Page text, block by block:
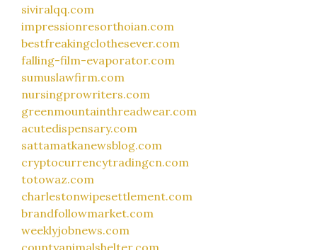
siviralqq.com
impressionresorthoian.com
bestfreakingclothesever.com
falling-film-evaporator.com
sumuslawfirm.com
nursingprowriters.com
greenmountainthreadwear.com
acutedispensary.com
sattamatkanewsblog.com
cryptocurrencytradingcn.com
totowaz.com
charlestonwipesettlement.com
brandfollowmarket.com
weeklyjobnews.com
countyanimalshelter.com